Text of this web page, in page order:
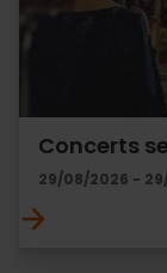
Concerts
29/08/2026 -